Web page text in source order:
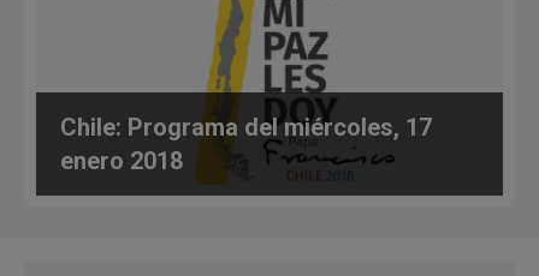
Chile: Programa del miércoles, 17
enero 2018